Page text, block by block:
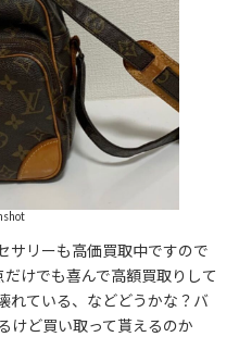
サリーも高価買取中ですので
けでも喜んで高額買取りして
れている、などどうかな？バ
けど買い取って貰えるのか